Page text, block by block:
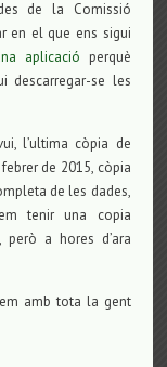
de la Comissió
en el que ens sigui
aplicació perquè
descarregar-se les
l’ultima còpia de
de 2015, còpia
de les dades,
tenir una copia
a hores d’ara
amb tota la gent